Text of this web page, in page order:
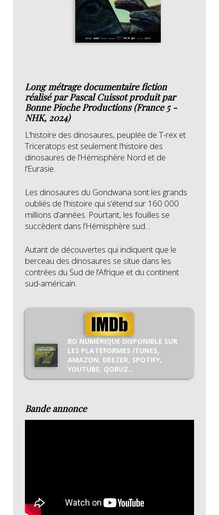
Long métrage documentaire fiction
réalisé par Pascal Cuissot produit par
Bonne Pioche Productions (France 5 -
NHK, 2024)
L’histoire des dinosaures, peuplée de T-rex et
Triceratops est seulement l’histoire des
dinosaures de l’Hémisphère Nord et de
l’Eurasie.
Les dinosaures du Gondwana sont les grands
oubliés de l'histoire qui s’étend sur 160 000
millions d’années. Pourtant, les fouilles se
succèdent dans l’Hémisphère sud…
Autant de découvertes qui indiquent que le
berceau des dinosaures se situe dans les
contrées du Sud de l’Afrique et du continent
sud-américain.
BO NUMÉRIQUE DISPONIBLE SUR
LES PLATEFORMES ITUNES,
AMAZON, DEEZER, SPOTIFY,
YOUTUBE, QOBUZ…
Bande annonce